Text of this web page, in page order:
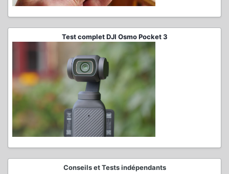
Test complet DJI Osmo Pocket 3
Conseils et Tests indépendants